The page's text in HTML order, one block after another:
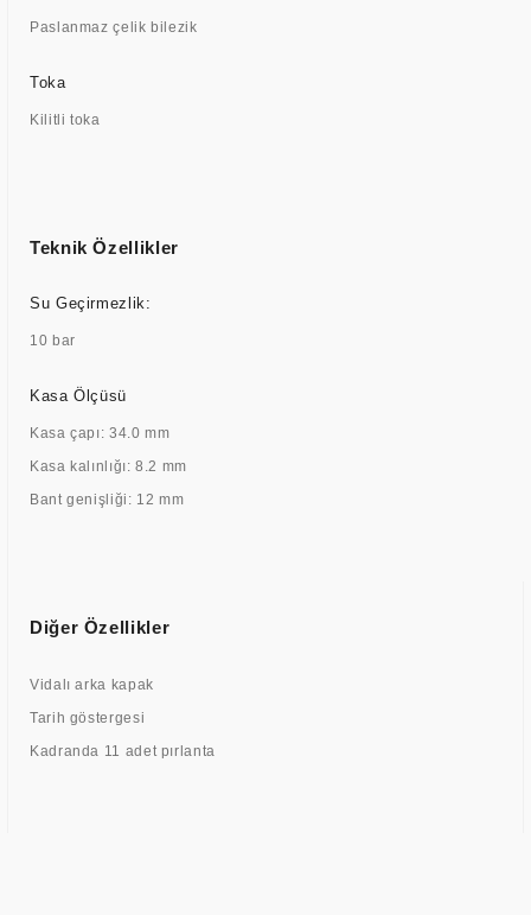
Paslanmaz çelik bilezik
Toka
Kilitli toka
Teknik Özellikler
Su Geçirmezlik:
10 bar
Kasa Ölçüsü
Kasa çapı: 34.0 mm
Kasa kalınlığı: 8.2 mm
Bant genişliği: 12 mm
Diğer Özellikler
Vidalı arka kapak
Tarih göstergesi
Kadranda 11 adet pırlanta